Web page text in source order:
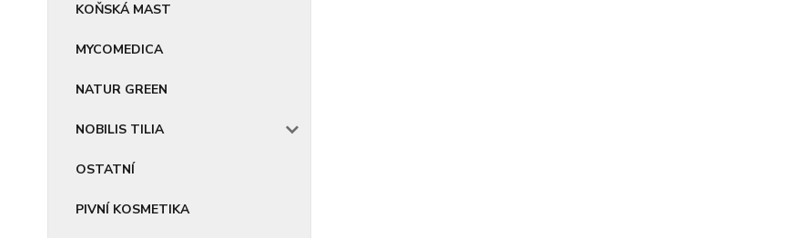
KOŇSKÁ MAST
MYCOMEDICA
NATUR GREEN
NOBILIS TILIA
OSTATNÍ
PIVNÍ KOSMETIKA